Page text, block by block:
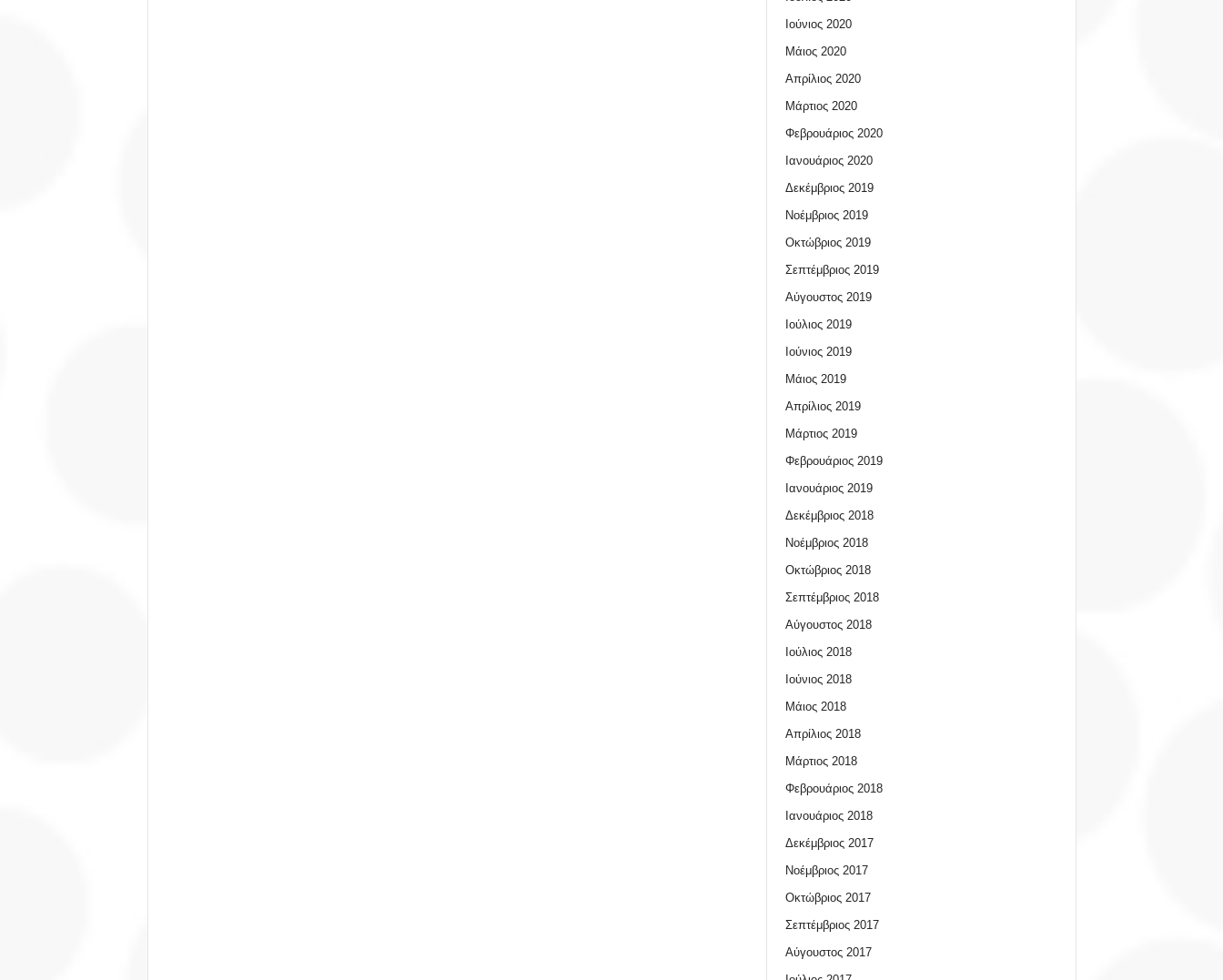
Ιούνιος 2020
Μάιος 2020
Απρίλιος 2020
Μάρτιος 2020
Φεβρουάριος 2020
Ιανουάριος 2020
Δεκέμβριος 2019
Νοέμβριος 2019
Οκτώβριος 2019
Σεπτέμβριος 2019
Αύγουστος 2019
Ιούλιος 2019
Ιούνιος 2019
Μάιος 2019
Απρίλιος 2019
Μάρτιος 2019
Φεβρουάριος 2019
Ιανουάριος 2019
Δεκέμβριος 2018
Νοέμβριος 2018
Οκτώβριος 2018
Σεπτέμβριος 2018
Αύγουστος 2018
Ιούλιος 2018
Ιούνιος 2018
Μάιος 2018
Απρίλιος 2018
Μάρτιος 2018
Φεβρουάριος 2018
Ιανουάριος 2018
Δεκέμβριος 2017
Νοέμβριος 2017
Οκτώβριος 2017
Σεπτέμβριος 2017
Αύγουστος 2017